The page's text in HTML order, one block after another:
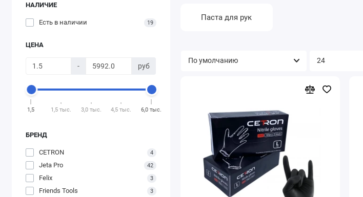
НАЛИЧИЕ
Есть в наличии 19
ЦЕНА
- руб
1,5 1,5 тыс. 3,0 тыс. 4,5 тыс. 6,0 тыс.
БРЕНД
CETRON 4
Jeta Pro 42
Felix 3
Friends Tools 3
Паста для рук